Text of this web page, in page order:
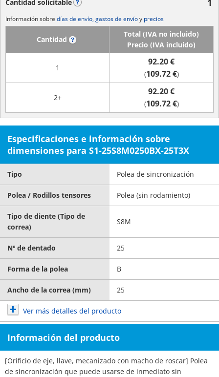
Cantidad solicitable 1
Información sobre días de envío, gastos de envíoy precios
Cantidad
Total (IVA no incluido)
Precio (IVA incluido)
1
92.20 €
(109.72 €)
2+
92.20 €
(109.72 €)
Especificaciones e información sobre
dimensiones para S1-25S8M0250BX-25T3X
Tipo Polea de sincronización
Polea / Rodillos tensores Polea (sin rodamiento)
Tipo de diente (Tipo de
correa)
S8M
Nº de dentado 25
Forma de la polea B
Ancho de la correa (mm) 25
Ver más detalles del producto
Información del producto
[Orificio de eje, llave, mecanizado con macho de roscar] Polea
de sincronización que puede usarse de inmediato sin